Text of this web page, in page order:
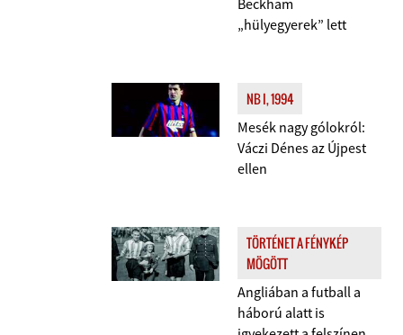
„hülyegyerek” lett
NB I, 1994
Mesék nagy gólokról:
Váczi Dénes az Újpest
ellen
TÖRTÉNET A FÉNYKÉP
MÖGÖTT
Angliában a futball a
háború alatt is